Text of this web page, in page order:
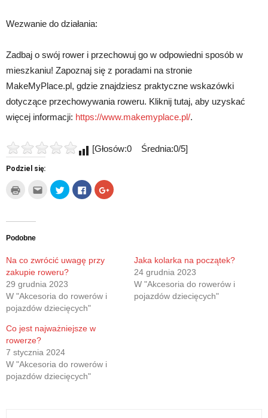
Wezwanie do działania:
Zadbaj o swój rower i przechowuj go w odpowiedni sposób w
mieszkaniu! Zapoznaj się z poradami na stronie
MakeMyPlace.pl, gdzie znajdziesz praktyczne wskazówki
dotyczące przechowywania roweru. Kliknij tutaj, aby uzyskać
więcej informacji: https://www.makemyplace.pl/.
[Głosów:0 Średnia:0/5]
Podziel się:
Kliknij
wydrukować(Otwiera
nowym
Kliknij,
aby
wysłać
w
nowym
oknie)
Udostępnij
na
Twitterze(Otwiera
Click
to
share
Click
to
Podobne
Na co zwrócić uwagę przy
zakupie roweru?
29 grudnia 2023
W "Akcesoria do rowerów i
pojazdów dziecięcych"
Jaka kolarka na początek?
24 grudnia 2023
W "Akcesoria do rowerów i
pojazdów dziecięcych"
Co jest najważniejsze w
rowerze?
7 stycznia 2024
W "Akcesoria do rowerów i
pojazdów dziecięcych"